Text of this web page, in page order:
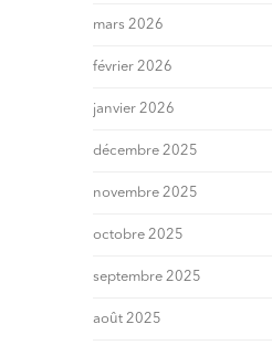
mars 2026
février 2026
janvier 2026
décembre 2025
novembre 2025
octobre 2025
septembre 2025
août 2025